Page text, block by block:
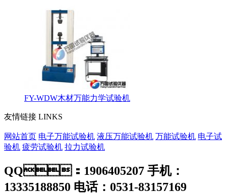
FY-WDW木材万能力学试验机
友情链接 LINKS
网站首页 电子万能试验机 液压万能试验机 万能试验机 电子试
验机 疲劳试验机 拉力试验机
QQ：1906405207 手机：
13335188850 电话：0531-83157169